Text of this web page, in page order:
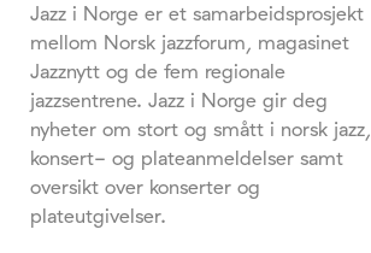
Jazz i Norge er et samarbeidsprosjekt
mellom Norsk jazzforum, magasinet
Jazznytt og de fem regionale
jazzsentrene. Jazz i Norge gir deg
nyheter om stort og smått i norsk jazz,
konsert- og plateanmeldelser samt
oversikt over konserter og
plateutgivelser.